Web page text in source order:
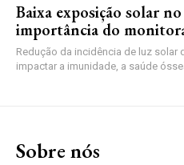
Baixa exposição solar
importância do
Redução da incidência de luz
impactar a imunidade, a saúde
Sobre nós